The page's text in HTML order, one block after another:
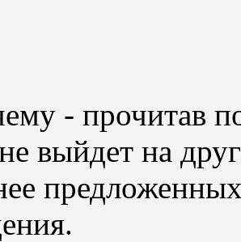
- прочитав
выйдет на